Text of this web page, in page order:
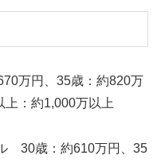
万円、35歳：約820万
上：約1,000万以上
30歳：約610万円、35